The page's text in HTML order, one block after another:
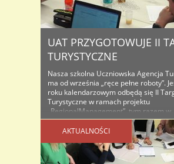
UAT PRZYGOTOWUJE II
TURYSTYCZNE
Nasza szkolna Uczniowska Agencja
ma od września „ręce pełne roboty”.
roku kalendarzowym odbędą się II
Turystyczne w ramach projektu
„RegionalManagement”, tym razem w
Hoyerswerdzie (Niemcy). Wspólnie z
projektu, 3 liceami ze Zgorzelca,
3 szkołami niemieckimi (Goerlitz,
Bischofswerda) prezentować
najciekawsze atuty każdego regionu, ..
AKTUALNOŚCI